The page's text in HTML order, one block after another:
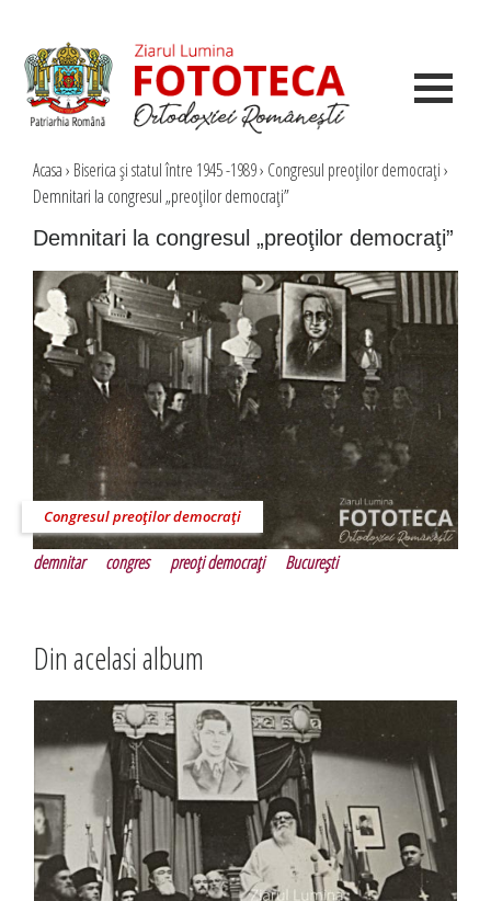
Acasa› Biserica şi statul între 1945 -1989› Congresul preoţilor democraţi›
Demnitari la congresul „preoţilor democraţi”
Demnitari la congresul „preoţilor democraţi”
Congresul preoţilor democraţi
demnitar congres preoţi democraţi Bucureşti
Din acelasi album